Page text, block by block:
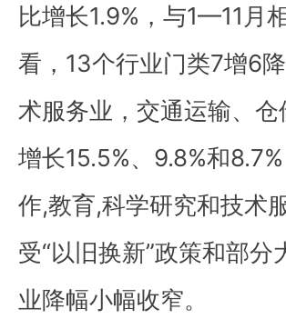
比增长1.9%，与1—11月
看，13个行业门类7增6
术服务业，交通运输、
增长15.5%、9.8%和
作,教育,科学研究和技术
受“以旧换新”政策和部
业降幅小幅收窄。